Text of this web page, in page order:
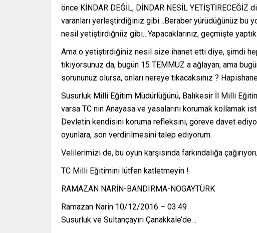
önce KİNDAR DEĞİL, DİNDAR NESİL YETİŞTİRECEĞİZ
varanları yerleştirdiğiniz gibi…Beraber yürüdüğünüz bu
nesil yetiştirdiğniiz gibi…Yapacaklarınız, geçmişte
Ama o yetiştirdiğiniz nesil size ihanet etti diye, şimdi
tıkıyorsunuz da, bugün 15 TEMMUZ a ağlayan, ama
sorununuz olursa, onları nereye tıkacaksınız ?
Susurluk Milli Eğitim Müdürlüğünü, Balıkesir İl Milli
varsa TC nin Anayasa ve yasalarını korumak kollamak
Devletin kendisini koruma refleksini, göreve davet
oyunlara, son verdirilmesini talep ediyorum.
Velilerimizi de, bu oyun karşısında farkındalığa
TC Milli Eğitimini lütfen katletmeyin !
RAMAZAN NARİN-BANDIRMA-NOGAYTÜRK
Ramazan Narin 10/12/2016 – 03:49
Susurluk ve Sultançayırı Çanakkale’de…